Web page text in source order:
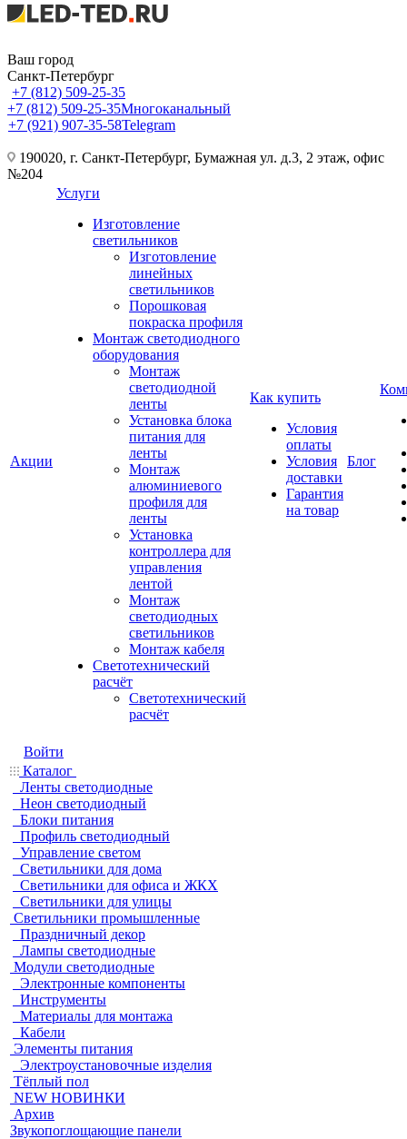
Ваш город
Санкт-Петербург
+7 (812) 509-25-35
+7 (812) 509-25-35Многоканальный
+7 (921) 907-35-58Telegram
190020, г. Санкт-Петербург, Бумажная ул. д.3, 2 этаж, офис
№204
Акции
Услуги
Изготовление
светильников
Изготовление
линейных
светильников
Порошковая
покраска профиля
Монтаж светодиодного
оборудования
Монтаж
светодиодной
ленты
Установка блока
питания для
ленты
Монтаж
алюминиевого
профиля для
ленты
Установка
контроллера для
управления
лентой
Монтаж
светодиодных
светильников
Монтаж кабеля
Светотехнический
расчёт
Светотехнический
расчёт
Как купить
Условия
оплаты
Условия
доставки
Гарантия
на товар
Блог
Войти
Каталог
Ленты светодиодные
Неон светодиодный
Блоки питания
Профиль светодиодный
Управление светом
Светильники для дома
Светильники для офиса и ЖКХ
Светильники для улицы
Светильники промышленные
Праздничный декор
Лампы светодиодные
Модули светодиодные
Электронные компоненты
Инструменты
Материалы для монтажа
Кабели
Элементы питания
Электроустановочные изделия
Тёплый пол
NEW НОВИНКИ
Архив
Звукопоглощающие панели